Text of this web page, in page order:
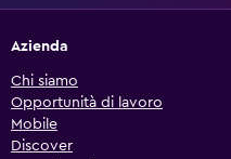
Azienda
Chi siamo
Opportunità di lavoro
Mobile
Discover